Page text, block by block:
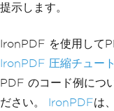
提示します。
IronPDF を使用して
IronPDF 圧縮チュー
PDF のコード例につ
ださい。 IronPDFは